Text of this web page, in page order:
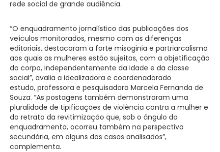
rede social de grande audiência.
“O enquadramento jornalístico das publicações dos
veículos monitorados, mesmo com as diferenças
editoriais, destacaram a forte misoginia e partriarcalismo
aos quais as mulheres estão sujeitas, com a objetificação
do corpo, independentemente da idade e da classe
social”, avalia a idealizadora e coordenadorado
estudo, professora e pesquisadora Marcela Fernanda de
Souza. “As postagens também demonstraram uma
pluralidade de tipificações de violência contra a mulher e
do retrato da revitimização que, sob o ângulo do
enquadramento, ocorreu também na perspectiva
secundária, em alguns dos casos analisados”,
complementa.